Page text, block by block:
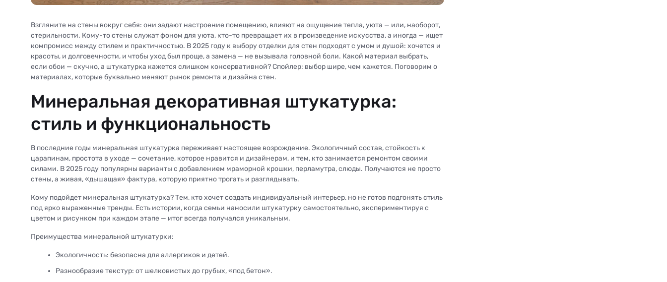
Взгляните на стены вокруг себя: они задают настроение помещению, влияют на ощущение тепла, уюта — или, наоборот,
стерильности. Кому-то стены служат фоном для уюта, кто-то превращает их в произведение искусства, а иногда — ищет
компромисс между стилем и практичностью. В 2025 году к выбору отделки для стен подходят с умом и душой: хочется и
красоты, и долговечности, и чтобы уход был проще, а замена — не вызывала головной боли. Какой материал выбрать,
если обои — скучно, а штукатурка кажется слишком консервативной? Спойлер: выбор шире, чем кажется. Поговорим о
материалах, которые буквально меняют рынок ремонта и дизайна стен.
Минеральная декоративная штукатурка:
стиль и функциональность
В последние годы минеральная штукатурка переживает настоящее возрождение. Экологичный состав, стойкость к
царапинам, простота в уходе — сочетание, которое нравится и дизайнерам, и тем, кто занимается ремонтом своими
силами. В 2025 году популярны варианты с добавлением мраморной крошки, перламутра, слюды. Получаются не просто
стены, а живая, «дышащая» фактура, которую приятно трогать и разглядывать.
Кому подойдет минеральная штукатурка? Тем, кто хочет создать индивидуальный интерьер, но не готов подгонять стиль
под ярко выраженные тренды. Есть истории, когда семьи наносили штукатурку самостоятельно, экспериментируя с
цветом и рисунком при каждом этапе — итог всегда получался уникальным.
Преимущества минеральной штукатурки:
Экологичность: безопасна для аллергиков и детей.
Разнообразие текстур: от шелковистых до грубых, «под бетон».